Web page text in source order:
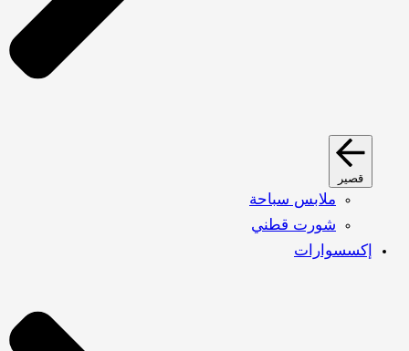
قصير
ملابس سباحة
شورت قطني
إكسسوارات